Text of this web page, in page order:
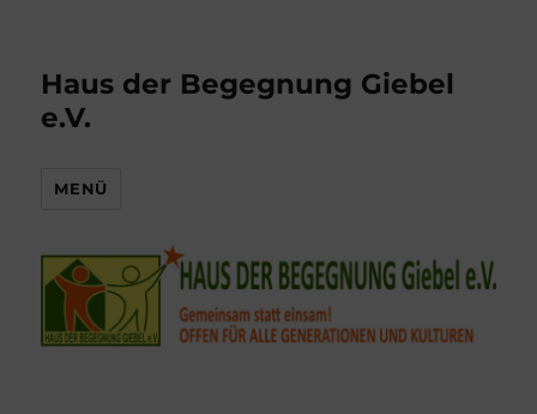
Haus der Begegnung Giebel
e.V.
MENÜ